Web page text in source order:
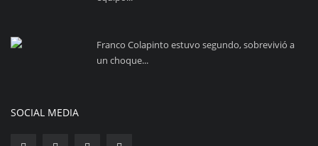
Franco Colapinto estuvo segundo, sobrevivió a
un choque...
SOCIAL MEDIA